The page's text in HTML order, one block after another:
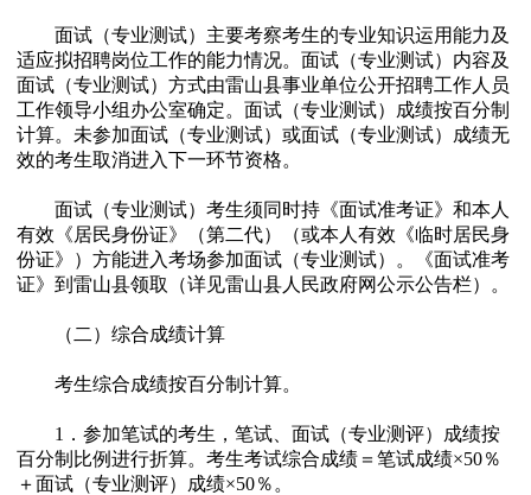
面试（专业测试）主要考察考生的专业知识运用能力及
适应拟招聘岗位工作的能力情况。面试（专业测试）内容及
面试（专业测试）方式由雷山县事业单位公开招聘工作人员
工作领导小组办公室确定。面试（专业测试）成绩按百分制
计算。未参加面试（专业测试）或面试（专业测试）成绩无
效的考生取消进入下一环节资格。
面试（专业测试）考生须同时持《面试准考证》和本人
有效《居民身份证》（第二代）（或本人有效《临时居民身
份证》）方能进入考场参加面试（专业测试）。《面试准考
证》到雷山县领取（详见雷山县人民政府网公示公告栏）。
（二）综合成绩计算
考生综合成绩按百分制计算。
1．参加笔试的考生，笔试、面试（专业测评）成绩按
百分制比例进行折算。考生考试综合成绩＝笔试成绩×50％
＋面试（专业测评）成绩×50％。